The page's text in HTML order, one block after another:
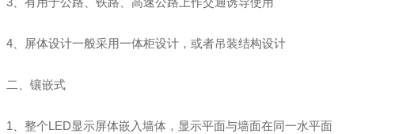
4、屏体设计一般采用一体柜设计，或者吊装结构设计
二、镶嵌式
1、整个LED显示屏体嵌入墙体，显示平面与墙面在同一水平面